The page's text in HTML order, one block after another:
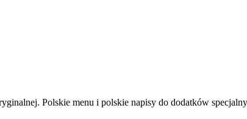
Polskie menu i polskie napisy do dodatków